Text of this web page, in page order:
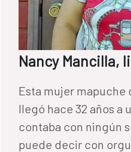
Nancy Mancilla,
Esta mujer mapuche
llegó hace 32 años a
contaba con ningún
puede decir con